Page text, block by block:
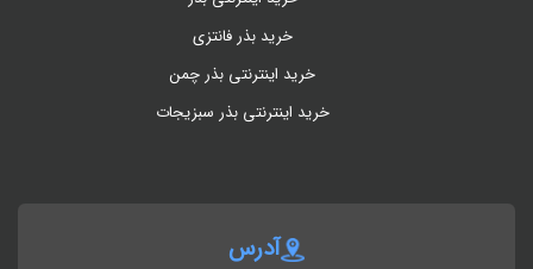
خرید بذر فانتزی
خرید اینترنتی بذر چمن
خرید اینترنتی بذر سبزیجات
آدرس